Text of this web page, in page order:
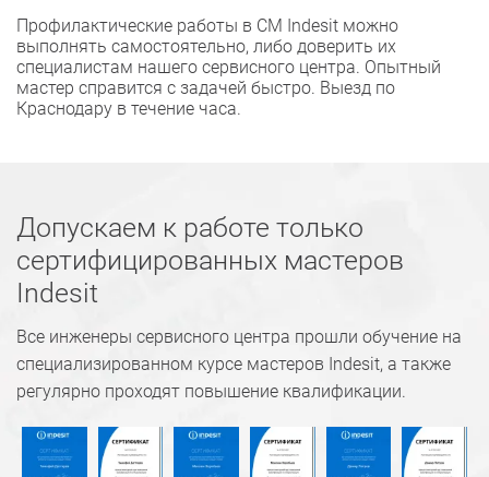
Профилактические работы в СМ Indesit можно
выполнять самостоятельно, либо доверить их
специалистам нашего сервисного центра. Опытный
мастер справится с задачей быстро. Выезд по
Краснодару в течение часа.
Допускаем к работе только
сертифицированных мастеров
Indesit
Все инженеры сервисного центра прошли обучение на
специализированном курсе мастеров Indesit, а также
регулярно проходят повышение квалификации.